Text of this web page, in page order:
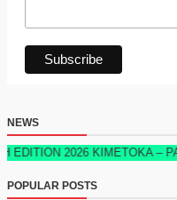
NEWS
KIMETOKA – PATA
POPULAR POSTS